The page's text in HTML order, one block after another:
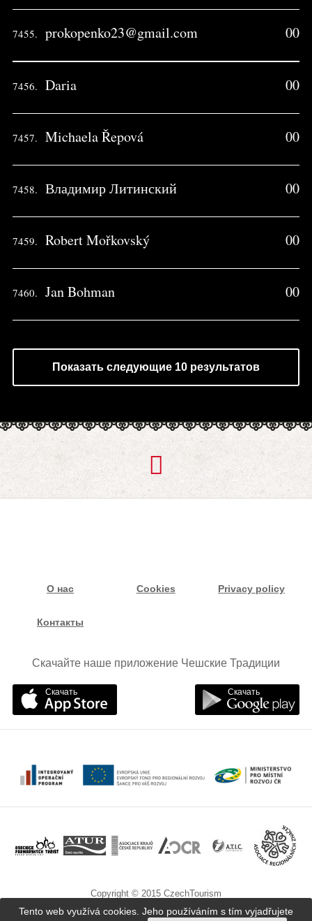
7455. prokopenko23@gmail.com 00
7456. Daria 00
7457. Michaela Řepová 00
7458. Владимир Литинский 00
7459. Robert Mořkovský 00
7460. Jan Bohman 00
Показать следующие 10 результатов
О нас Cookies Privacy policy
Контакты
Скачайте наше приложение Чешские Традиции
Скачать Скачать
Copyright © 2015 CzechTourism
Tento web využívá cookies. Jeho používáním s tím vyjadřujete